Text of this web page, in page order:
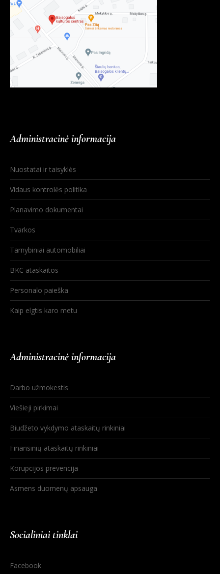
Administracinė informacija
Nuostatai ir taisyklės
Vidaus kontrolės politika
Planavimo dokumentai
Tvarkos
Tarnybiniai automobiliai
BKC ataskaitos
Personalo paieška
Kaip elgtis karo metu
Administracinė informacija
Darbo užmokestis
Viešieji pirkimai
Biudžeto vykdymo ataskaitų rinkiniai
Finansinių ataskaitų rinkiniai
Korupcijos prevencija
Asmens duomenų apsauga
Socialiniai tinklai
Facebook